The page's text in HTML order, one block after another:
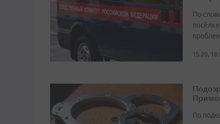
По
15:20,
По